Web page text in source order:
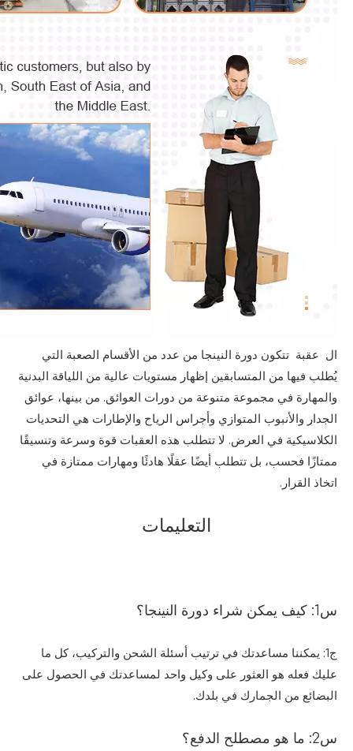
ال عقبة تتكون دورة النينجا من عدد من الأقسام الصعبة التي
يُطلب فيها من المتسابقين إظهار مستويات عالية من اللياقة البدنية
والمهارة في مجموعة متنوعة من دورات العوائق. من بينها، عوائق
الجدار والأنبوب المتوازي وأجراس الرياح والإطارات هي التحديات
الكلاسيكية في العرض. لا تتطلب هذه العقبات قوة وسرعة وتنسيقًا
ممتازًا فحسب، بل تتطلب أيضًا عقلًا هادئًا ومهارات ممتازة في
اتخاذ القرار.
التعليمات
س1: كيف يمكن شراء دورة النينجا؟
ج1: يمكننا مساعدتك في ترتيب أسئلة الشحن والتركيب، كل ما
عليك فعله هو العثور على وكيل واحد لمساعدتك في الحصول على
البضائع من الجمارك في بلدك.
س2: ما هو مصطلح الدفع؟